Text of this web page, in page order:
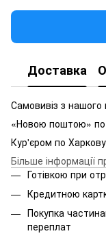
Доставка
Самовивіз з
«Новою поштою» по
Кур'єром по
Більше інформації
Готівкою при
Кредитною
Покупка
переплат